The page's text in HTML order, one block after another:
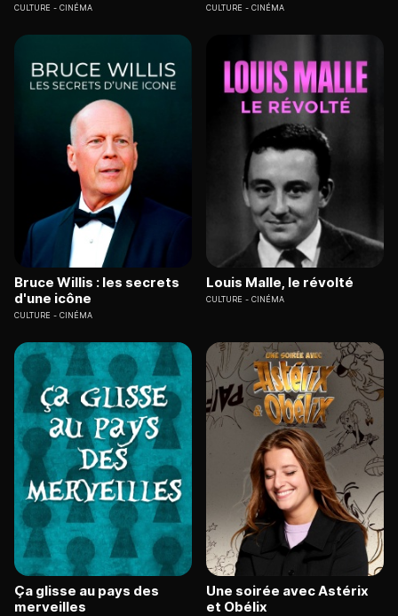
CULTURE CINÉMA CULTURE CINÉMA
Bruce Willis : les secrets
d'une icône
CULTURE CINÉMA
Louis Malle, le révolté
CULTURE CINÉMA
Ça glisse au pays des
merveilles
Une soirée avec Astérix
et Obélix